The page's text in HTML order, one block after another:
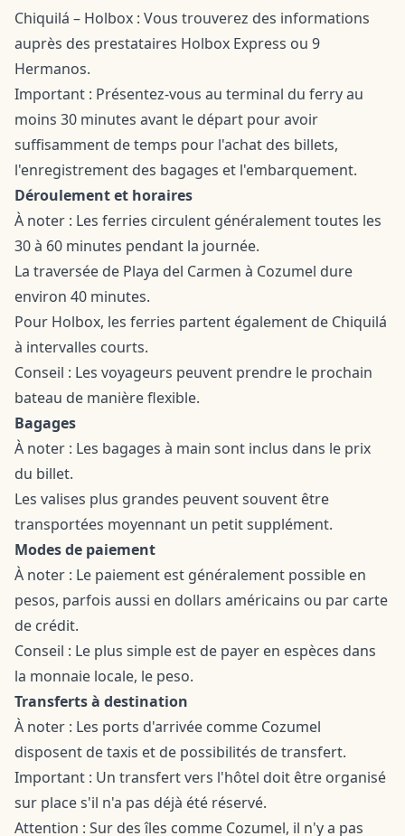
Chiquilá – Holbox : Vous trouverez des informations
auprès des prestataires Holbox Express ou 9
Hermanos.
Important : Présentez-vous au terminal du ferry au
moins 30 minutes avant le départ pour avoir
suffisamment de temps pour l'achat des billets,
l'enregistrement des bagages et l'embarquement.
Déroulement et horaires
À noter : Les ferries circulent généralement toutes les
30 à 60 minutes pendant la journée.
La traversée de Playa del Carmen à Cozumel dure
environ 40 minutes.
Pour Holbox, les ferries partent également de Chiquilá
à intervalles courts.
Conseil : Les voyageurs peuvent prendre le prochain
bateau de manière flexible.
Bagages
À noter : Les bagages à main sont inclus dans le prix
du billet.
Les valises plus grandes peuvent souvent être
transportées moyennant un petit supplément.
Modes de paiement
À noter : Le paiement est généralement possible en
pesos, parfois aussi en dollars américains ou par carte
de crédit.
Conseil : Le plus simple est de payer en espèces dans
la monnaie locale, le peso.
Transferts à destination
À noter : Les ports d'arrivée comme Cozumel
disposent de taxis et de possibilités de transfert.
Important : Un transfert vers l'hôtel doit être organisé
sur place s'il n'a pas déjà été réservé.
Attention : Sur des îles comme Cozumel, il n'y a pas